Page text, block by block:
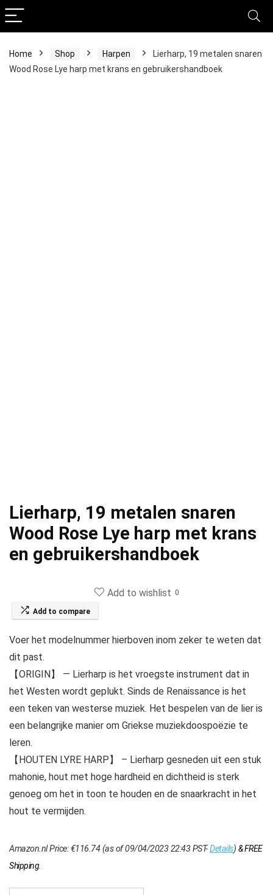
Home Shop Harpen
Lierharp, 19 metalen snaren
Wood Rose Lye harp met krans en gebruikershandboek
Lierharp, 19 metalen snaren
Wood Rose Lye harp met krans
en gebruikershandboek
Add to wishlist 0
Add to compare
Voer het modelnummer hierboven inom zeker te weten dat
dit past.
【ORIGIN】 — Lierharp is het vroegste instrument dat in
het Westen wordt geplukt. Sinds de Renaissance is het
een teken van westerse muziek. Het bespelen van de lier is
een belangrijke manier om Griekse muziekdoospoëzie te
leren.
【HOUTEN LYRE HARP】 – Lierharp gesneden uit een stuk
mahonie, hout met hoge hardheid en dichtheid is sterk
genoeg om het in toon te houden en de snaarkracht in het
hout te vermijden.
Amazon.nl Price:€116.74(as of 09/04/2023 22:43 PST-Details) &FREE
Shipping.